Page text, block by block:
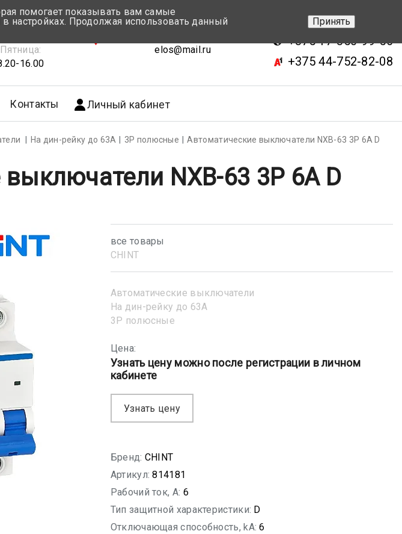
Четверг:
Пятница:
16.00
elos@mail.ru
+375 17-343-46-70
+375 17-350-99-56
+375 44-752-82-08
Контакты Личный кабинет
На дин-рейку до 63А 3Р полюсные
Автоматические выключатели NXB-63 3P 6A D
NXB-63 3P 6A D
все товары
CHINT
Автоматические выключатели
На дин-рейку до 63А
3Р полюсные
Цена:
Узнать цену можно после регистрации в личном
кабинете
Узнать цену
Бренд: CHINT
Артикул: 814181
Рабочий ток, A: 6
Тип защитной характеристики: D
Отключающая способность, kA: 6
помогает показывать вам самые
Продолжая использовать данный
Принять